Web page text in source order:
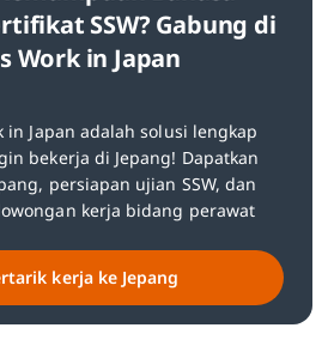
SSW? Gabung di
Work in Japan
in Japan adalah solusi lengkap
bekerja di Jepang! Dapatkan
persiapan ujian SSW, dan
kerja bidang perawat
kerja ke Jepang